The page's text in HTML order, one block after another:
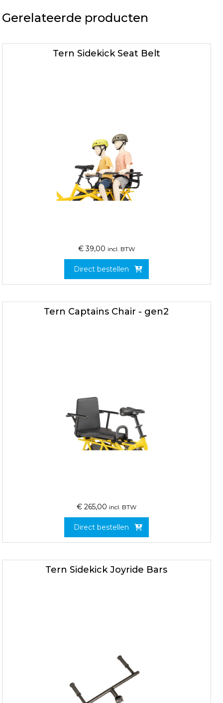
Gerelateerde producten
Tern Sidekick Seat Belt
€ 39,00 incl. BTW
Direct bestellen
Tern Captains Chair - gen2
€ 265,00 incl. BTW
Direct bestellen
Tern Sidekick Joyride Bars